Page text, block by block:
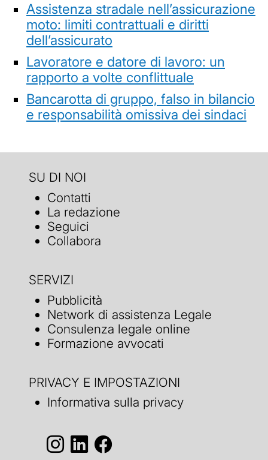
Assistenza stradale nell’assicurazione
moto: limiti contrattuali e diritti
dell’assicurato
Lavoratore e datore di lavoro: un
rapporto a volte conflittuale
Bancarotta di gruppo, falso in bilancio
e responsabilità omissiva dei sindaci
SU DI NOI
Contatti
La redazione
Seguici
Collabora
SERVIZI
Pubblicità
Network di assistenza Legale
Consulenza legale online
Formazione avvocati
PRIVACY E IMPOSTAZIONI
Informativa sulla privacy